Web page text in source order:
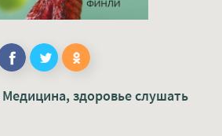
Медицина, здоровьеслушать